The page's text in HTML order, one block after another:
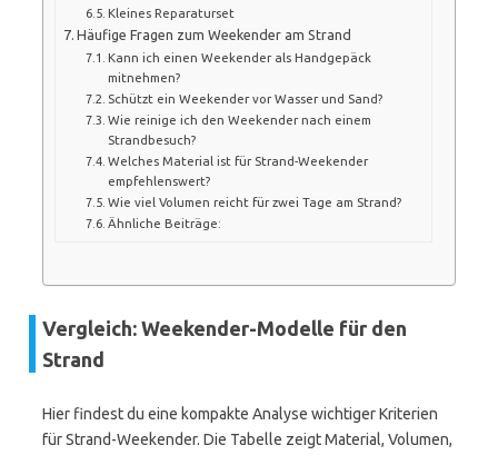
Kleines Reparaturset
Häufige Fragen zum Weekender am Strand
Kann ich einen Weekender als Handgepäck
mitnehmen?
Schützt ein Weekender vor Wasser und Sand?
Wie reinige ich den Weekender nach einem
Strandbesuch?
Welches Material ist für Strand-Weekender
empfehlenswert?
Wie viel Volumen reicht für zwei Tage am Strand?
Ähnliche Beiträge:
Vergleich: Weekender-Modelle für den
Strand
Hier findest du eine kompakte Analyse wichtiger Kriterien
für Strand-Weekender. Die Tabelle zeigt Material, Volumen,